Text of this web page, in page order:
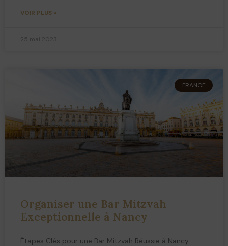
VOIR PLUS »
25 mai 2023
FRANCE
Organiser une Bar Mitzvah
Exceptionnelle à Nancy
Étapes Clés pour une Bar Mitzvah Réussie à Nancy